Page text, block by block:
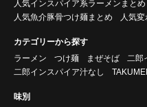
人気インスパイア系ラーメンまとめ
人気魚介豚骨つけ麺まとめ
人気
カテゴリーから探す
ラーメン
つけ麺 まぜそば
二郎
二郎インスパイア汁なし
味別